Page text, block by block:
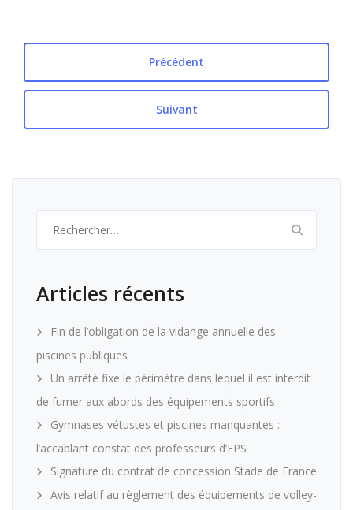
Précédent
Suivant
Articles récents
Fin de l’obligation de la vidange annuelle des
piscines publiques
Un arrêté fixe le périmètre dans lequel il est interdit
de fumer aux abords des équipements sportifs
Gymnases vétustes et piscines manquantes :
l’accablant constat des professeurs d’EPS
Signature du contrat de concession Stade de France
Avis relatif au règlement des équipements de volley-